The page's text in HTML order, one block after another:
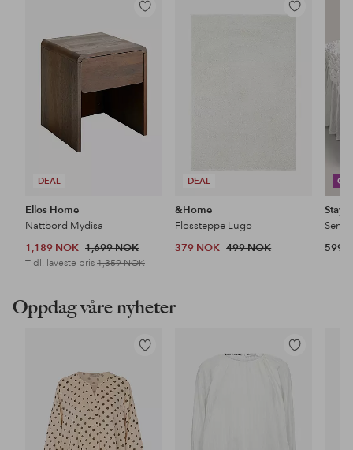
DEAL
Legg
favoritter
Ellos Home
Nattbord Mydisa
1,189 NOK 1,699 NOK
Tidl. laveste pris 1,359 NOK
DEAL
Legg
&Home
Flossteppe Lugo
379 NOK 499 NOK 599
Oppdag våre nyheter
Legg
Legg
favoritter